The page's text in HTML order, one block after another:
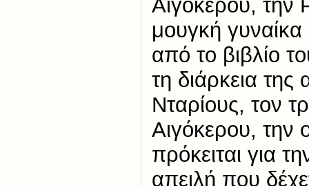
Αιγόκερου, την
μουγκή
από το βιβλίο
τη διάρκεια
Νταρίους, τον
Αιγόκερου, την
πρόκειται για
απειλή που